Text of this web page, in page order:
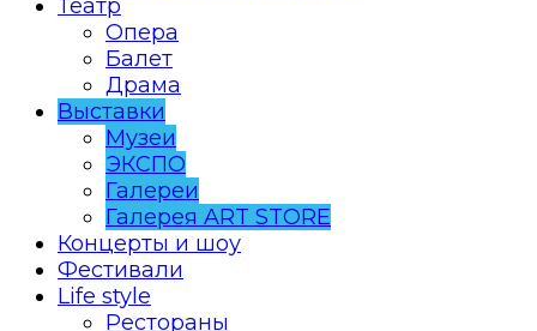
Театр
Опера
Балет
Драма
Выставки
Музеи
ЭКСПО
Галереи
Галерея ART STORE
Концерты и шоу
Фестивали
Life style
Рестораны